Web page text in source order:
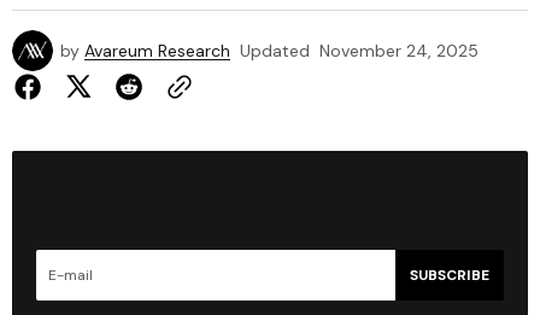
by Avareum Research Updated November 24, 2025
SUBSCRIBE